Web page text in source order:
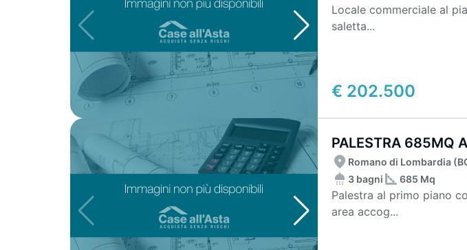
€ 202.500
Locale commerciale al
saletta...
PALESTRA 685MQ
Romano di Lombardia
3 bagni
685 Mq
Palestra al primo piano
area accog...